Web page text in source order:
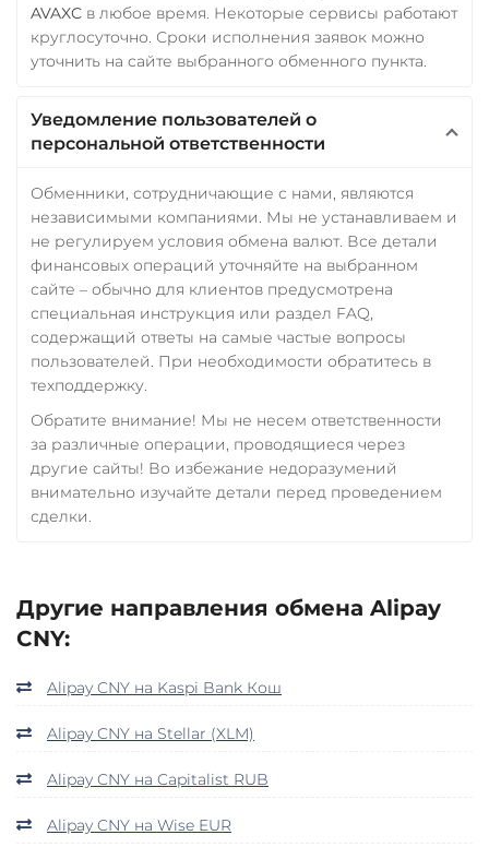
AVAXC в любое время. Некоторые сервисы работают
круглосуточно. Сроки исполнения заявок можно
уточнить на сайте выбранного обменного пункта.
Уведомление пользователей о
персональной ответственности
Обменники, сотрудничающие с нами, являются
независимыми компаниями. Мы не устанавливаем и
не регулируем условия обмена валют. Все детали
финансовых операций уточняйте на выбранном
сайте – обычно для клиентов предусмотрена
специальная инструкция или раздел FAQ,
содержащий ответы на самые частые вопросы
пользователей. При необходимости обратитесь в
техподдержку.
Обратите внимание! Мы не несем ответственности
за различные операции, проводящиеся через
другие сайты! Во избежание недоразумений
внимательно изучайте детали перед проведением
сделки.
Другие направления обмена Alipay
CNY:
Alipay CNY на Kaspi Bank Кош
Alipay CNY на Stellar (XLM)
Alipay CNY на Capitalist RUB
Alipay CNY на Wise EUR